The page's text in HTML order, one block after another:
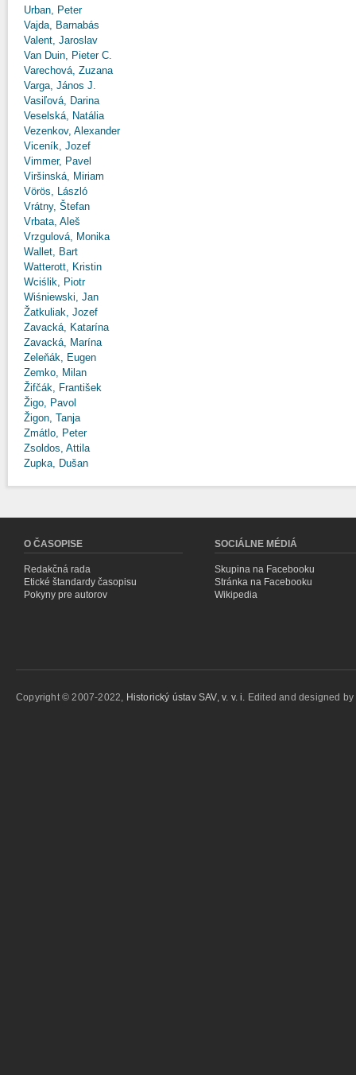
Urban, Peter
Vajda, Barnabás
Valent, Jaroslav
Van Duin, Pieter C.
Varechová, Zuzana
Varga, János J.
Vasiľová, Darina
Veselská, Natália
Vezenkov, Alexander
Viceník, Jozef
Vimmer, Pavel
Viršinská, Miriam
Vörös, László
Vrátny, Štefan
Vrbata, Aleš
Vrzgulová, Monika
Wallet, Bart
Watterott, Kristin
Wciślik, Piotr
Wiśniewski, Jan
Žatkuliak, Jozef
Zavacká, Katarína
Zavacká, Marína
Zeleňák, Eugen
Zemko, Milan
Žifčák, František
Žigo, Pavol
Žigon, Tanja
Zmátlo, Peter
Zsoldos, Attila
Zupka, Dušan
O ČASOPISE
Redakčná rada
Etické štandardy časopisu
Pokyny pre autorov
SOCIÁLNE MÉDIÁ
Skupina na Facebooku
Stránka na Facebooku
Wikipedia
Copyright © 2007-2022, Historický ústav SAV, v. v. i. Edited and designed by